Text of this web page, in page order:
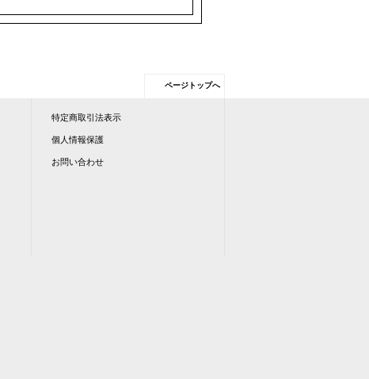
ページトップへ
特定商取引法表示
個人情報保護
お問い合わせ